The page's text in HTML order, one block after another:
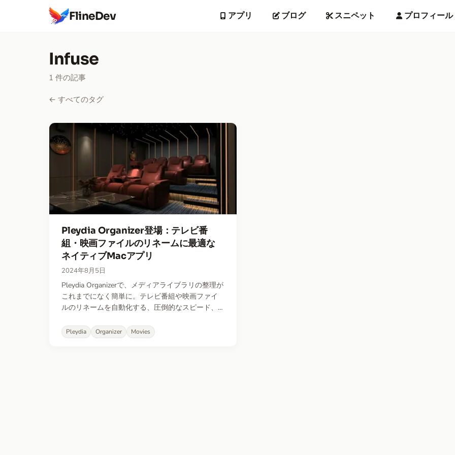
FlineDev アプリ ブログ スニペット プロフィール
Infuse
1 件の記事
← すべてのタグ
Pleydia Organizer登場：テレビ番
組・映画ファイルのリネームに最適な
ネイティブMacアプリ
2024年8月5日
Pleydia Organizerで、メディアライブラリの整理が
これまでになく簡単に。テレビ番組や映画ファイ
ルのリネームを自動化する、圧倒的なスピード、
Pleydia Organizer Movies